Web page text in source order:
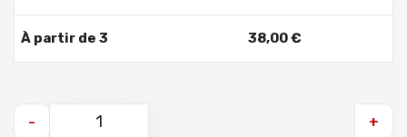
À partir de 3 38,00€
- +